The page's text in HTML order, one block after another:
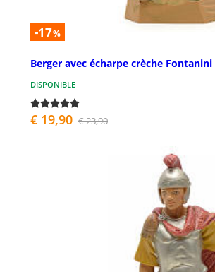
-17%
Berger avec écharpe crèche Fontanini
DISPONIBLE
€ 19,90 € 23,90